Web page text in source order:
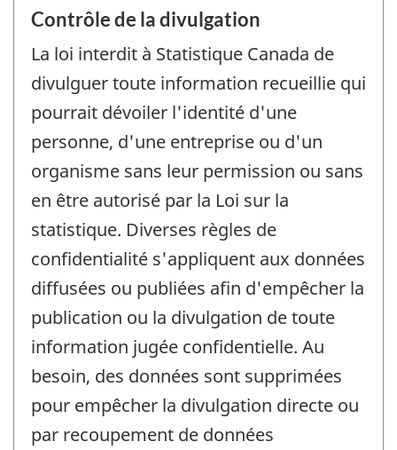
Contrôle de la divulgation
La loi interdit à Statistique Canada de
divulguer toute information recueillie qui
pourrait dévoiler l'identité d'une
personne, d'une entreprise ou d'un
organisme sans leur permission ou sans
en être autorisé par la Loi sur la
statistique. Diverses règles de
confidentialité s'appliquent aux données
diffusées ou publiées afin d'empêcher la
publication ou la divulgation de toute
information jugée confidentielle. Au
besoin, des données sont supprimées
pour empêcher la divulgation directe ou
par recoupement de données